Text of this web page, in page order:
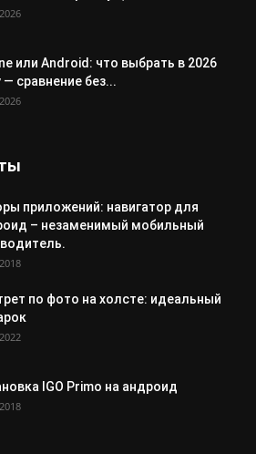
или Android: что выбрать в 2026
— сравнение без...
приложений: навигатор для
– незаменимый мобильный
по фото на холсте: идеальный
IGO Primo на андроид